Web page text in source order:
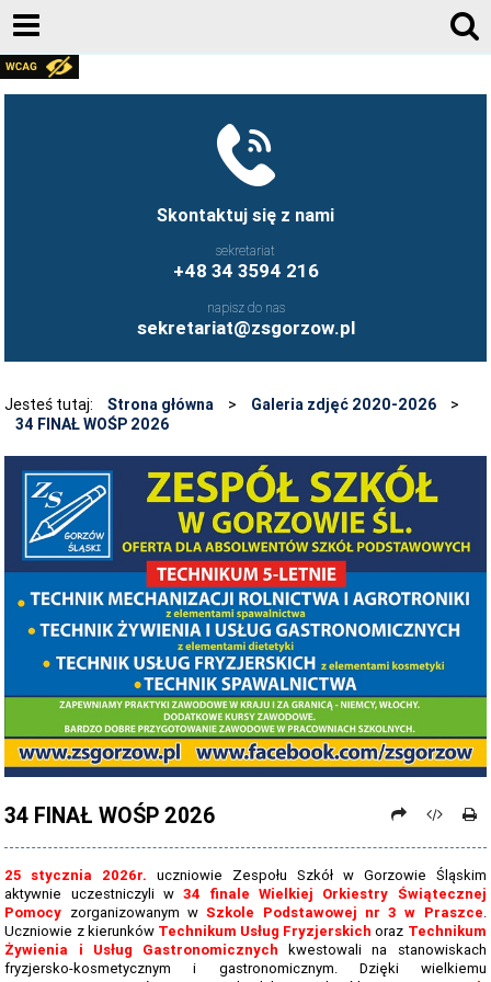
Skontaktuj się z nami
sekretariat
+48 34 3594 216
napisz do nas
sekretariat@zsgorzow.pl
AKTUALNOŚCI
UCZNIOWIE ZS GORZÓW ŚLĄSKI - FB
FRYZJERSTWO NASZEJ SZKOŁY - FB
O SZKOLE
GALERIA ZDJĘĆ 2020-2026
PROCEDURY NAUKI ZDALNEJ
PROCEDURY BEZPIECZEŃSTWA - COVID-19 - OD 15 WRZEŚNIA 2021
PREZENTACJA SZKOŁY 2026 - 2027
ZDJĘCIA GRUPOWE 2022 - 2023
KADRA PEDAGOGICZNA
DANE OSOBOWE
PROJEKT: "NOWE SPOJRZENIE - NOWE MOŻLIWOŚCI - SPOJRZENIE W
PRZYSZŁOŚĆ"
NABÓR NA ROK SZKOLNY 2026/2027
NASZE KIERUNKI TECHNIKUM - 2026-2027 - OPIS
REGULAMIN REKRUTACJI SZKOŁY DZIENNE 2026-2027
Jesteś tutaj: Strona główna > Galeria zdjęć 2020-2026
>
34 FINAŁ WOŚP 2026
34 FINAŁ WOŚP 2026
25 stycznia 2026r. uczniowie Zespołu Szkół w Gorzowie Śląskim
aktywnie uczestniczyli w 34 finale Wielkiej Orkiestry Świątecznej
Pomocy zorganizowanym wSzkole Podstawowej nr 3 w Praszce.
Uczniowie z kierunków Technikum Usług Fryzjerskich oraz Technikum
Żywienia i Usług Gastronomicznych kwestowali na stanowiskach
fryzjersko-kosmetycznym i gastronomicznym. Dzięki wielkiemu